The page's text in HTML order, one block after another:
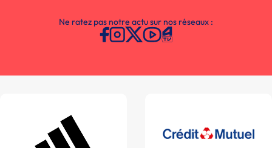
Ne ratez pas notre actu sur nos réseaux :